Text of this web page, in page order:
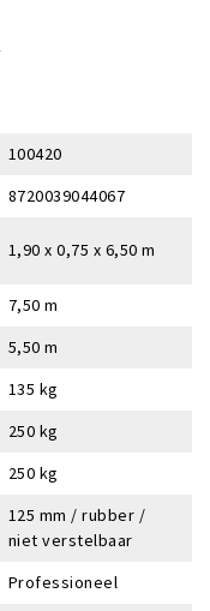
100420
8720039044067
1,90 x 0,75 x 6,50 m
7,50 m
5,50 m
135 kg
250 kg
250 kg
125 mm / rubber /
niet verstelbaar
Professioneel